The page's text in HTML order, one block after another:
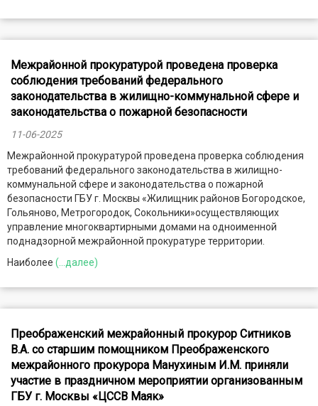
Межрайонной прокуратурой проведена проверка
соблюдения требований федерального
законодательства в жилищно-коммунальной сфере и
законодательства о пожарной безопасности
11-06-2025
Межрайонной прокуратурой проведена проверка соблюдения
требований федерального законодательства в жилищно-
коммунальной сфере и законодательства о пожарной
безопасности ГБУ г. Москвы «Жилищник районов Богородское,
Гольяново, Метрогородок, Сокольники»осуществляющих
управление многоквартирными домами на одноименной
поднадзорной межрайонной прокуратуре территории.
Наиболее (...далее)
Преображенский межрайонный прокурор Ситников
В.А. со старшим помощником Преображенского
межрайонного прокурора Манухиным И.М. приняли
участие в праздничном мероприятии организованным
ГБУ г. Москвы «ЦССВ Маяк»